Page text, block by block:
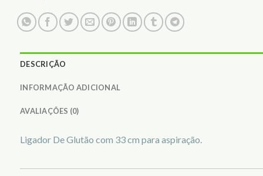
DESCRIÇÃO
INFORMAÇÃO ADICIONAL
AVALIAÇÕES (0)
Ligador De Glutão com 33 cm para aspiração.